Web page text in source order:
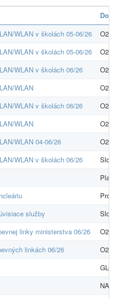
WLAN v školách 05-06/26
O2
WLAN v školách 05-06/26
O2
WLAN v školách 06/26
O2
WLAN
O2
WLAN v školách 06/26
O2
WLAN
O2
WLAN 04-06/26
O2
WLAN v školách 06/26
služby
linky ministerstva 06/26
O2
linkách 06/26
O2